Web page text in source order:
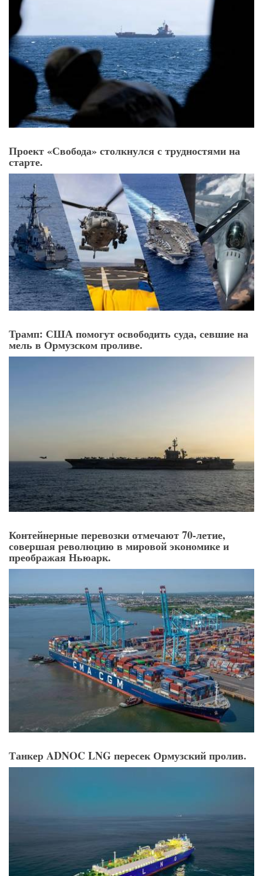
Проект «Свобода» столкнулся с трудностями на
старте.
Трамп: США помогут освободить суда, севшие на
мель в Ормузском проливе.
Контейнерные перевозки отмечают 70-летие,
совершая революцию в мировой экономике и
преображая Ньюарк.
Танкер ADNOC LNG пересек Ормузский пролив.